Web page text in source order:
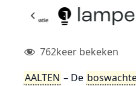
762keer bekeken
AALTEN – De